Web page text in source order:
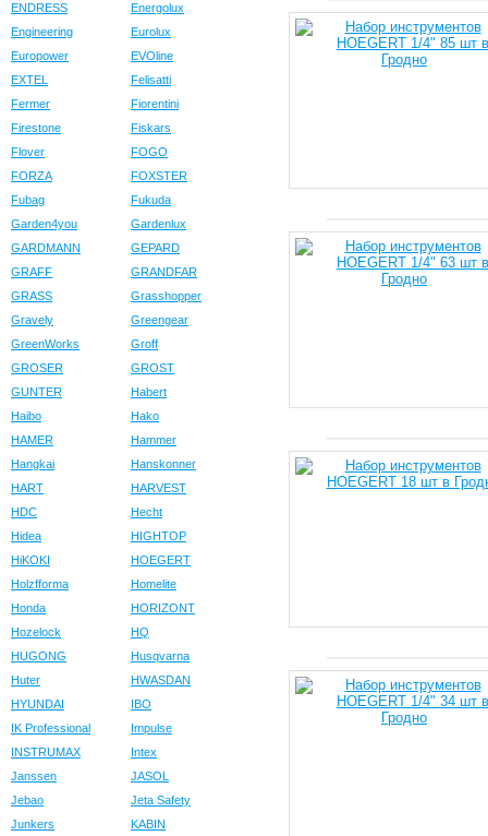
ENDRESS
Energolux
Engineering
Eurolux
Europower
EVOline
EXTEL
Felisatti
Fermer
Fiorentini
Firestone
Fiskars
Flover
FOGO
FORZA
FOXSTER
Fubag
Fukuda
Garden4you
Gardenlux
GARDMANN
GEPARD
GRAFF
GRANDFAR
GRASS
Grasshopper
Gravely
Greengear
GreenWorks
Groff
GROSER
GROST
GUNTER
Habert
Haibo
Hako
HAMER
Hammer
Hangkai
Hanskonner
HART
HARVEST
HDC
Hecht
Hidea
HIGHTOP
HiKOKI
HOEGERT
Holzfforma
Homelite
Honda
HORIZONT
Hozelock
HQ
HUGONG
Husqvarna
Huter
HWASDAN
HYUNDAI
IBO
IK Professional
Impulse
INSTRUMAX
Intex
Janssen
JASOL
Jebao
Jeta Safety
Junkers
KABIN